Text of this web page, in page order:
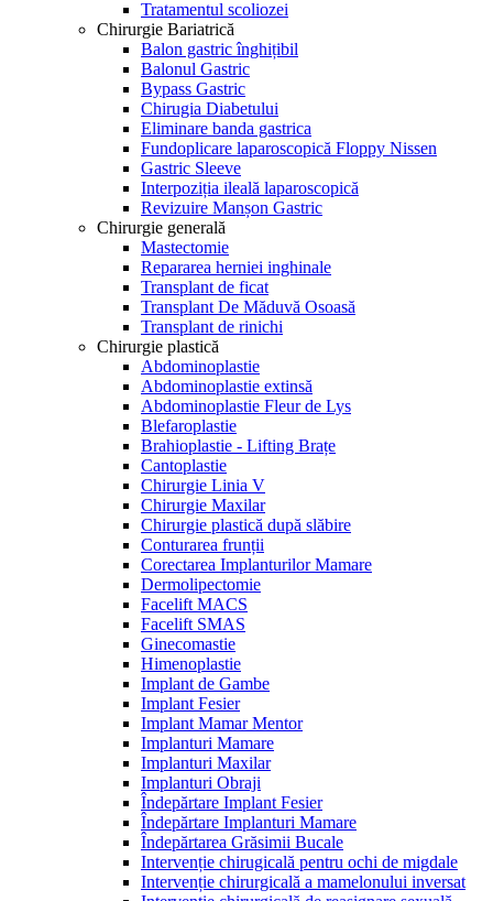
Tratamentul scoliozei
Chirurgie Bariatrică
Balon gastric înghițibil
Balonul Gastric
Bypass Gastric
Chirugia Diabetului
Eliminare banda gastrica
Fundoplicare laparoscopică Floppy Nissen
Gastric Sleeve
Interpoziția ileală laparoscopică
Revizuire Manșon Gastric
Chirurgie generală
Mastectomie
Repararea herniei inghinale
Transplant de ficat
Transplant De Măduvă Osoasă
Transplant de rinichi
Chirurgie plastică
Abdominoplastie
Abdominoplastie extinsă
Abdominoplastie Fleur de Lys
Blefaroplastie
Brahioplastie - Lifting Brațe
Cantoplastie
Chirurgie Linia V
Chirurgie Maxilar
Chirurgie plastică după slăbire
Conturarea frunții
Corectarea Implanturilor Mamare
Dermolipectomie
Facelift MACS
Facelift SMAS
Ginecomastie
Himenoplastie
Implant de Gambe
Implant Fesier
Implant Mamar Mentor
Implanturi Mamare
Implanturi Maxilar
Implanturi Obraji
Îndepărtare Implant Fesier
Îndepărtare Implanturi Mamare
Îndepărtarea Grăsimii Bucale
Intervenție chirugicală pentru ochi de migdale
Intervenție chirurgicală a mamelonului inversat